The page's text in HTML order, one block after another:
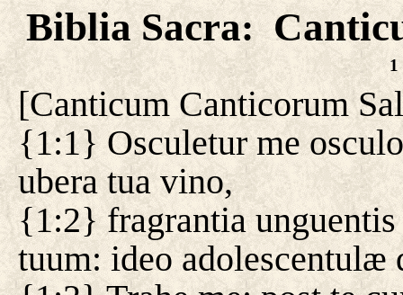
Biblia Sacra:
1
[Canticum Canticorum
{1:1} Osculetur me
ubera tua vino,
{1:2} fragrantia
tuum: ideo adolescentulæ